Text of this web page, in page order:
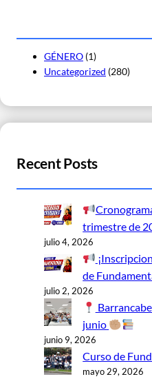
GÉNERO (1)
Uncategorized (280)
Recent Posts
trimestre de
julio 4, 2026
de
julio 2, 2026
junio
junio 9, 2026
Curso de
mayo 29, 2026